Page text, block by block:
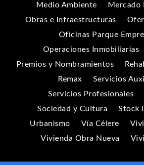
Medio Ambiente
Mercado
Obras e Infraestructuras
Oficinas Parque
Operaciones Inmobiliarias
Premios y Nombramientos
Remax
Servicios
Servicios Profesionales
Sociedad y Cultura
Stock
Urbanismo
Vía Célere
Vivienda Obra Nueva